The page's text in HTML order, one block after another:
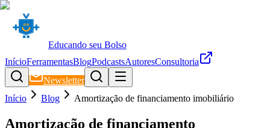
Educando seu Bolso
InícioFerramentasBlogPodcastsAutoresConsultoria
Newsletter
Início
Blog Amortização de financiamento imobiliário
Amortização de financiamento